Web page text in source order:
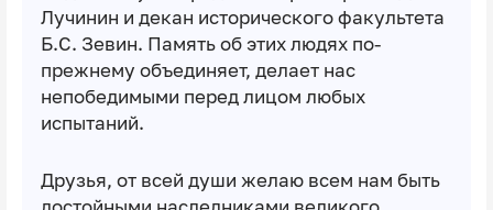
Лучинин и декан исторического факультета
Б.С. Зевин. Память об этих людях по-
прежнему объединяет, делает нас
непобедимыми перед лицом любых
испытаний.
Друзья, от всей души желаю всем нам быть